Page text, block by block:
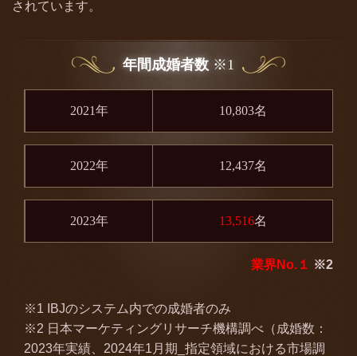
されています。
年間成婚者数 ※1
2021年 10,803名
2022年 12,437名
2023年 13,516名
業界No.１ ※2
※1 IBJのシステム内での成婚者のみ
※2 日本マーケティングリサーチ機構調べ（成婚数：
2023年実績、2024年1月期_指定領域における市場調